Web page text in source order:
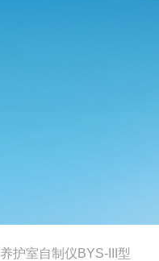
养护室自制仪BYS-III型